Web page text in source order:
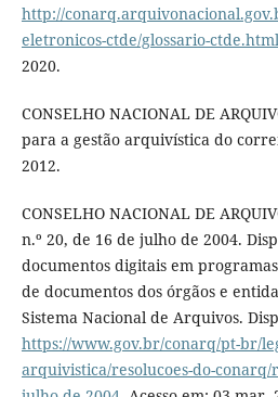
http://
eletronicos-ctde/glossario-ctde.html
2020.
CONSELHO NACIONAL DE
para a gestão arquivística do
2012.
CONSELHO NACIONAL DE
n.º 20, de 16 de julho de 2004.
documentos digitais em
de documentos dos órgãos e
Sistema Nacional de Arquivos.
https://www.gov.br/conarq/pt-br/
arquivistica/resolucoes-do-conarq/